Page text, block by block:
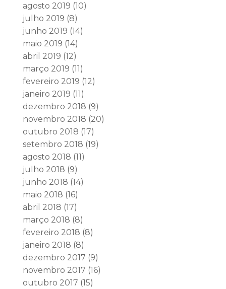
agosto 2019 (10)
julho 2019 (8)
junho 2019 (14)
maio 2019 (14)
abril 2019 (12)
março 2019 (11)
fevereiro 2019 (12)
janeiro 2019 (11)
dezembro 2018 (9)
novembro 2018 (20)
outubro 2018 (17)
setembro 2018 (19)
agosto 2018 (11)
julho 2018 (9)
junho 2018 (14)
maio 2018 (16)
abril 2018 (17)
março 2018 (8)
fevereiro 2018 (8)
janeiro 2018 (8)
dezembro 2017 (9)
novembro 2017 (16)
outubro 2017 (15)